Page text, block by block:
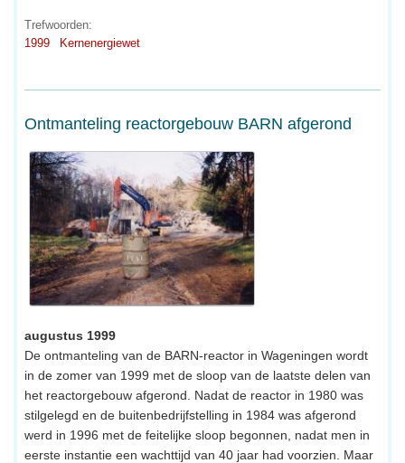
Trefwoorden:
1999
Kernenergiewet
Ontmanteling reactorgebouw BARN afgerond
augustus 1999
De ontmanteling van de BARN-reactor in Wageningen wordt
in de zomer van 1999 met de sloop van de laatste delen van
het reactorgebouw afgerond. Nadat de reactor in 1980 was
stilgelegd en de buitenbedrijfstelling in 1984 was afgerond
werd in 1996 met de feitelijke sloop begonnen, nadat men in
eerste instantie een wachttijd van 40 jaar had voorzien. Maar